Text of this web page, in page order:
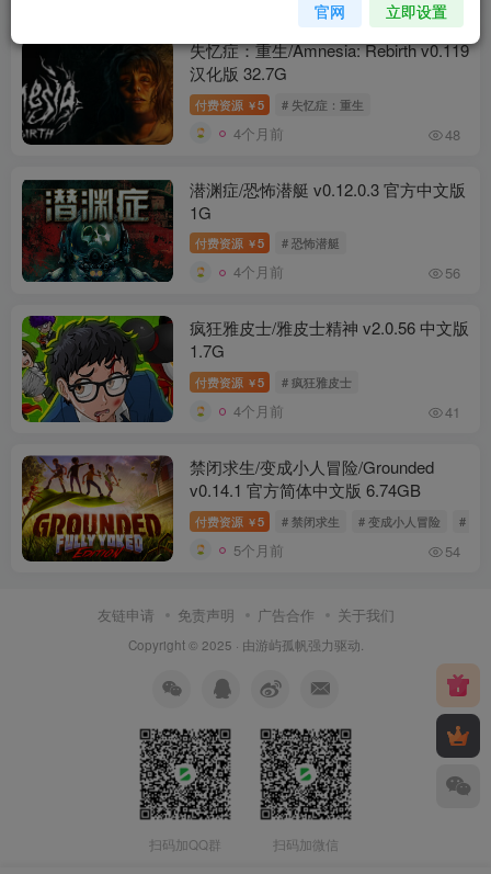
失忆症：重生/Amnesia: Rebirth v0.119
汉化版 32.7G
付费资源 ￥5 # 失忆症：重生
4个月前 48
潜渊症/恐怖潜艇 v0.12.0.3 官方中文版
1G
付费资源 ￥5 # 恐怖潜艇
4个月前 56
疯狂雅皮士/雅皮士精神 v2.0.56 中文版
1.7G
付费资源 ￥5 # 疯狂雅皮士
4个月前 41
禁闭求生/变成小人冒险/Grounded
v0.14.1 官方简体中文版 6.74GB
付费资源 ￥5 # 禁闭求生 # 变成小人冒险 #
5个月前 54
友链申请 免责声明 广告合作 关于我们
Copyright © 2025 · 由游屿孤帆 强力驱动.
扫码加QQ群 扫码加微信
官网 立即设置